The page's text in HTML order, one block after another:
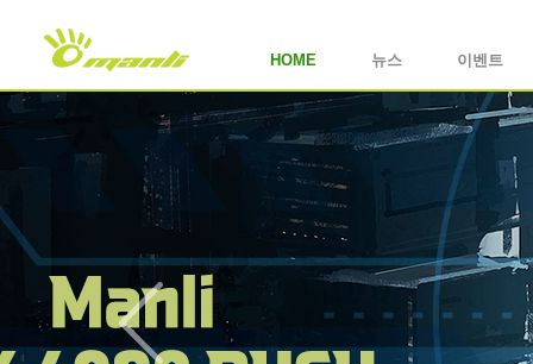
HOME 뉴스 이벤트